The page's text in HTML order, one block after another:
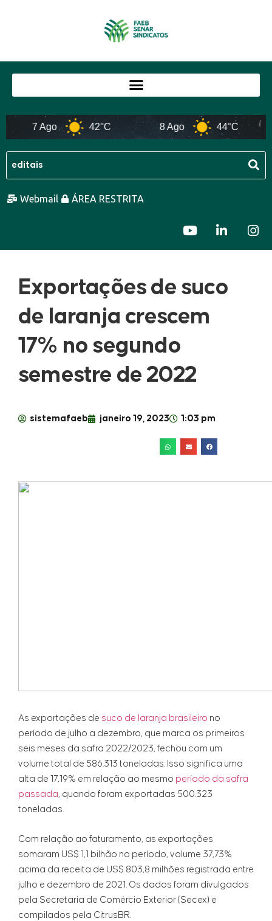
7 Ago 42°C 8 Ago 44°C
Webmail ÁREA RESTRITA
Exportações de suco
de laranja crescem
17% no segundo
semestre de 2022
sistemafaeb janeiro 19, 2023 1:03 pm
As exportações de suco de laranja brasileiro no
período de julho a dezembro, que marca os primeiros
seis meses da safra 2022/2023, fechou com um
volume total de 586.313 toneladas. Isso significa uma
alta de 17,19% em relação ao mesmo período da safra
passada, quando foram exportadas 500.323
toneladas.
Com relação ao faturamento, as exportações
somaram US$ 1,1 bilhão no período, volume 37,73%
acima da receita de US$ 803,8 milhões registrada entre
julho e dezembro de 2021. Os dados foram divulgados
pela Secretaria de Comércio Exterior (Secex) e
compilados pela CitrusBR.